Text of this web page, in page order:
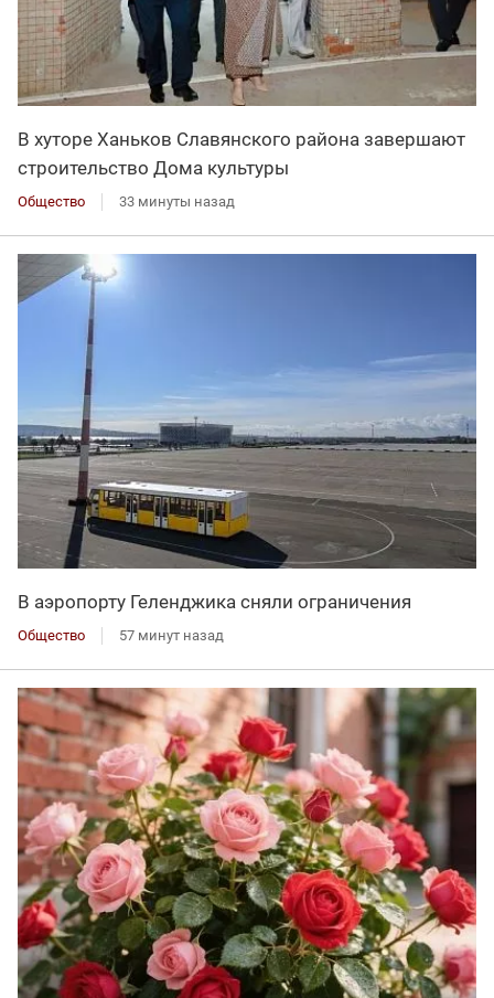
В хуторе Ханьков Славянского района завершают
строительство Дома культуры
Общество 33 минуты назад
В аэропорту Геленджика сняли ограничения
Общество 57 минут назад